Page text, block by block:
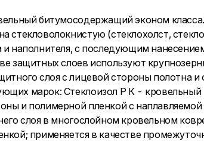
битумосодержащий эконом
стекловолокнистую (стеклохолст,
наполнителя, с последующим
защитных слоев используют
слоя с лицевой стороны полотна и
марок: Стеклоизол Р К - кровельный
и полимерной пленкой с
слоя в многослойном кровельном
применяется в качестве